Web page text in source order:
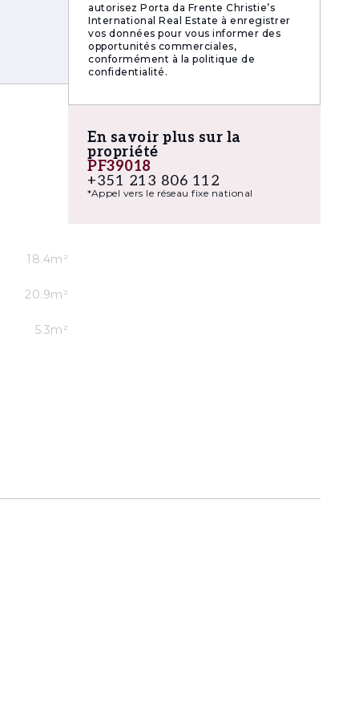
le
en
18.4m²
20.9m²
5.3m²
autorisez Porta da Frente Christie’s
International Real Estate à enregistrer
vos données pour vous informer des
opportunités commerciales,
conformément à la politique de
confidentialité.
En savoir plus sur la
propriété
PF39018
+351 213 806 112
*Appel vers le réseau fixe national